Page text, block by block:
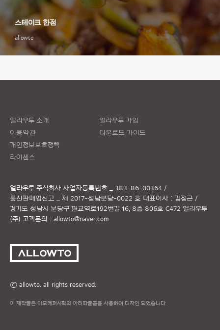
allowto
스테이크 한점
얼라우투 소개
이용약관
개인정보보호정책
라이센스
얼라우투 가입
다운로드 가이드
얼라우투 주식회사 사업자등록번호 _ 383-86-00364 /
통신판매업신고 _ 제 2017-성남분당-0022 호 대표이사 : 김정근 /
경기도 성남시 분당구 판교역로192번길 16, 8층 806호 C472 얼라우투
(주) 고객문의 : allowto@naver.com
ⓒ allowto. all rights reserved.
이 제작물은 아모레퍼시픽의 아리따글꼴을 사용하여 디자인 되었습니다